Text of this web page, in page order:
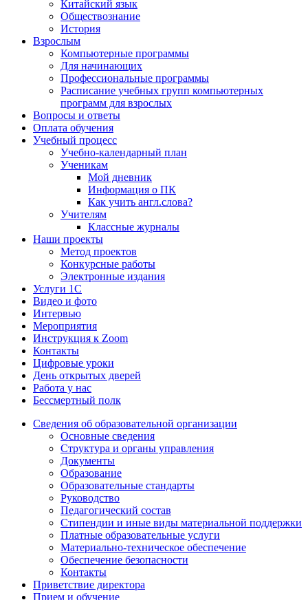
Китайский язык
Обществознание
История
Взрослым
Компьютерные программы
Для начинающих
Профессиональные программы
Расписание учебных групп компьютерных
программ для взрослых
Вопросы и ответы
Оплата обучения
Учебный процесс
Учебно-календарный план
Ученикам
Мой дневник
Информация о ПК
Как учить англ.слова?
Учителям
Классные журналы
Наши проекты
Метод проектов
Конкурсные работы
Электронные издания
Услуги 1C
Видео и фото
Интервью
Мероприятия
Инструкция к Zoom
Контакты
Цифровые уроки
День открытых дверей
Работа у нас
Бессмертный полк
Сведения об образовательной организации
Основные сведения
Структура и органы управления
Документы
Образование
Образовательные стандарты
Руководство
Педагогический состав
Стипендии и иные виды материальной поддержки
Платные образовательные услуги
Материально-техническое обеспечение
Обеспечение безопасности
Контакты
Приветствие директора
Прием и обучение